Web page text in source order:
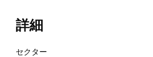
詳細
セクター